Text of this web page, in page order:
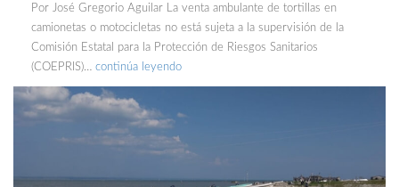
Por José Gregorio Aguilar La venta ambulante de tortillas en
camionetas o motocicletas no está sujeta a la supervisión de la
Comisión Estatal para la Protección de Riesgos Sanitarios
(COEPRIS)… continúa leyendo